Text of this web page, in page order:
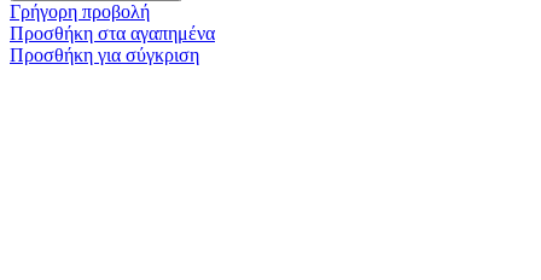
Γρήγορη προβολή
Προσθήκη στα αγαπημένα
Προσθήκη για σύγκριση